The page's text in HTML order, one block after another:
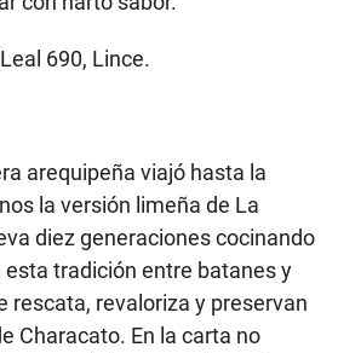
690, Lince.
arequipeña viajó hasta la
la versión limeña de La
diez generaciones cocinando
tradición entre batanes y
rescata, revaloriza y preservan
Characato. En la carta no